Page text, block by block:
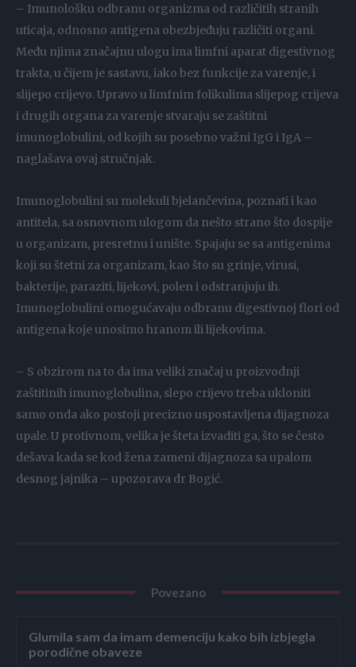
– Imunološku odbranu organizma od različitih stranih
uticaja, odnosno antigena obezbjeđuju različiti organi.
Među njima značajnu ulogu ima limfni aparat digestivnog
trakta, u čijem je sastavu, iako bez funkcije za varenje, i
slijepo crijevo. Upravo u limfnim folikulima slijepog crijeva
i drugih organa za varenje stvaraju se zaštitni
imunoglobulini, od kojih su posebno važni IgG i IgA –
naglašava ovaj stručnjak.
Imunoglobulini su molekuli bjelančevina, poznati i kao
antitela, sa osnovnom ulogom da nešto strano što dospije
u organizam, presretnu i unište. Spajaju se sa antigenima
koji su štetni za organizam, kao što su grinje, virusi,
bakterije, paraziti, lijekovi, polen i odstranjuju ih.
Imunoglobulini omogućavaju odbranu digestivnoj flori od
antigena koje unosimo hranom ili lijekovima.
– S obzirom na to da ima veliki značaj u proizvodnji
zaštitinih imunoglobulina, slepo crijevo treba ukloniti
samo onda ako postoji precizno uspostavljena dijagnoza
upale. U protivnom, velika je šteta izvaditi ga, što se često
dešava kada se kod žena zameni dijagnoza sa upalom
desnog jajnika – upozorava dr Bogić.
Povezano
Glumila sam da imam demenciju kako bih izbjegla
porodične obaveze